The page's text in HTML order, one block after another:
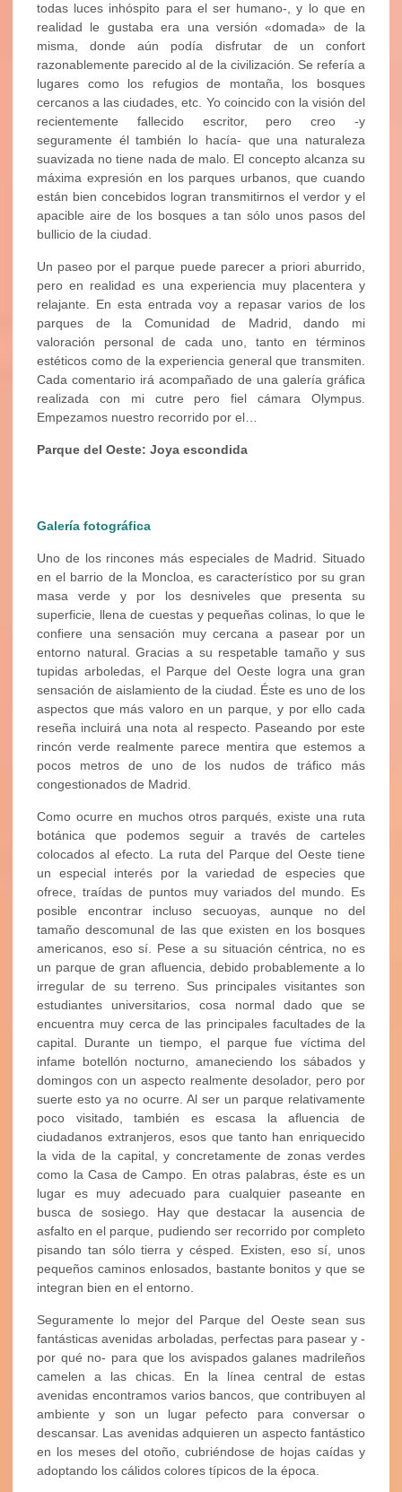
todas luces inhóspito para el ser humano-, y lo que en
realidad le gustaba era una versión «domada» de la
misma, donde aún podía disfrutar de un confort
razonablemente parecido al de la civilización. Se refería a
lugares como los refugios de montaña, los bosques
cercanos a las ciudades, etc. Yo coincido con la visión del
recientemente fallecido escritor, pero creo -y
seguramente él también lo hacía- que una naturaleza
suavizada no tiene nada de malo. El concepto alcanza su
máxima expresión en los parques urbanos, que cuando
están bien concebidos logran transmitirnos el verdor y el
apacible aire de los bosques a tan sólo unos pasos del
bullicio de la ciudad.
Un paseo por el parque puede parecer a priori aburrido,
pero en realidad es una experiencia muy placentera y
relajante. En esta entrada voy a repasar varios de los
parques de la Comunidad de Madrid, dando mi
valoración personal de cada uno, tanto en términos
estéticos como de la experiencia general que transmiten.
Cada comentario irá acompañado de una galería gráfica
realizada con mi cutre pero fiel cámara Olympus.
Empezamos nuestro recorrido por el…
Parque del Oeste: Joya escondida
Galería fotográfica
Uno de los rincones más especiales de Madrid. Situado
en el barrio de la Moncloa, es característico por su gran
masa verde y por los desniveles que presenta su
superficie, llena de cuestas y pequeñas colinas, lo que le
confiere una sensación muy cercana a pasear por un
entorno natural. Gracias a su respetable tamaño y sus
tupidas arboledas, el Parque del Oeste logra una gran
sensación de aislamiento de la ciudad. Éste es uno de los
aspectos que más valoro en un parque, y por ello cada
reseña incluirá una nota al respecto. Paseando por este
rincón verde realmente parece mentira que estemos a
pocos metros de uno de los nudos de tráfico más
congestionados de Madrid.
Como ocurre en muchos otros parqués, existe una ruta
botánica que podemos seguir a través de carteles
colocados al efecto. La ruta del Parque del Oeste tiene
un especial interés por la variedad de especies que
ofrece, traídas de puntos muy variados del mundo. Es
posible encontrar incluso secuoyas, aunque no del
tamaño descomunal de las que existen en los bosques
americanos, eso sí. Pese a su situación céntrica, no es
un parque de gran afluencia, debido probablemente a lo
irregular de su terreno. Sus principales visitantes son
estudiantes universitarios, cosa normal dado que se
encuentra muy cerca de las principales facultades de la
capital. Durante un tiempo, el parque fue víctima del
infame botellón nocturno, amaneciendo los sábados y
domingos con un aspecto realmente desolador, pero por
suerte esto ya no ocurre. Al ser un parque relativamente
poco visitado, también es escasa la afluencia de
ciudadanos extranjeros, esos que tanto han enriquecido
la vida de la capital, y concretamente de zonas verdes
como la Casa de Campo. En otras palabras, éste es un
lugar es muy adecuado para cualquier paseante en
busca de sosiego. Hay que destacar la ausencia de
asfalto en el parque, pudiendo ser recorrido por completo
pisando tan sólo tierra y césped. Existen, eso sí, unos
pequeños caminos enlosados, bastante bonitos y que se
integran bien en el entorno.
Seguramente lo mejor del Parque del Oeste sean sus
fantásticas avenidas arboladas, perfectas para pasear y -
por qué no- para que los avispados galanes madrileños
camelen a las chicas. En la línea central de estas
avenidas encontramos varios bancos, que contribuyen al
ambiente y son un lugar pefecto para conversar o
descansar. Las avenidas adquieren un aspecto fantástico
en los meses del otoño, cubriéndose de hojas caídas y
adoptando los cálidos colores típicos de la época.